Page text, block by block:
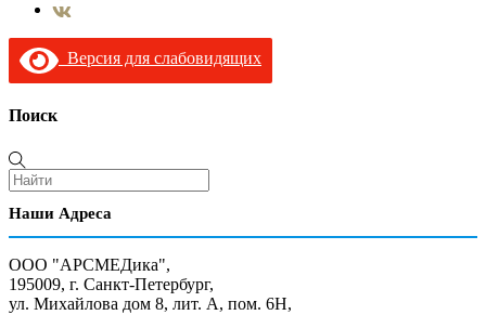
Версия для слабовидящих
Поиск
Наши Адреса
ООО "АРСМЕДика",
195009, г. Санкт-Петербург,
ул. Михайлова дом 8, лит. А, пом. 6Н,